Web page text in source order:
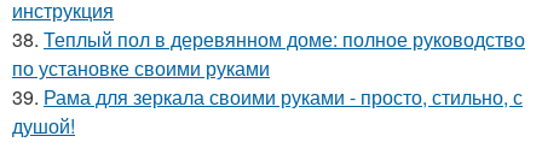
инструкция
38. Теплый пол в деревянном доме: полное руководство
по установке своими руками
39. Рама для зеркала своими руками - просто, стильно, с
душой!